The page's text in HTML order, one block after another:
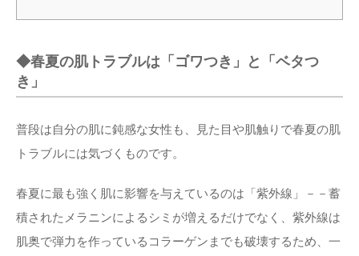
◆春夏の肌トラブルは「ゴワつき」と「ベタつ
き」
普段は自分の肌に鈍感な女性も、見た目や肌触りで春夏の肌
トラブルには気づくものです。
春夏に最も強く肌に影響を与えているのは「紫外線」－－蓄
積されたメラニンによるシミが増えるだけでなく、紫外線は
肌奥で弾力を作っているコラーゲンまでも破壊するため、一